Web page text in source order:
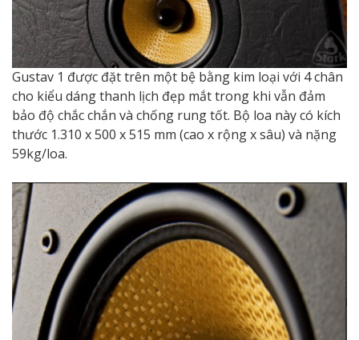
Gustav 1 được đặt trên một bệ bằng kim loại với 4 chân
cho kiểu dáng thanh lịch đẹp mắt trong khi vẫn đảm
bảo độ chắc chắn và chống rung tốt. Bộ loa này có kích
thước 1.310 x 500 x 515 mm (cao x rộng x sâu) và nặng
59kg/loa.